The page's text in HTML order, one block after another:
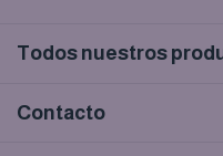
Todos nuestros
Contacto